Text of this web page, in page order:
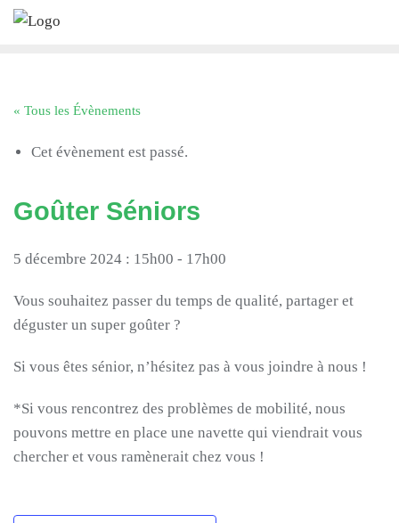
Skip
« Tous les Évènements
Cet évènement est passé.
Goûter Séniors
5 décembre 2024 : 15h00 - 17h00
Vous souhaitez passer du temps de qualité, partager et
déguster un super goûter ?
Si vous êtes sénior, n’hésitez pas à vous joindre à nous !
*Si vous rencontrez des problèmes de mobilité, nous
pouvons mettre en place une navette qui viendrait vous
chercher et vous ramènerait chez vous !